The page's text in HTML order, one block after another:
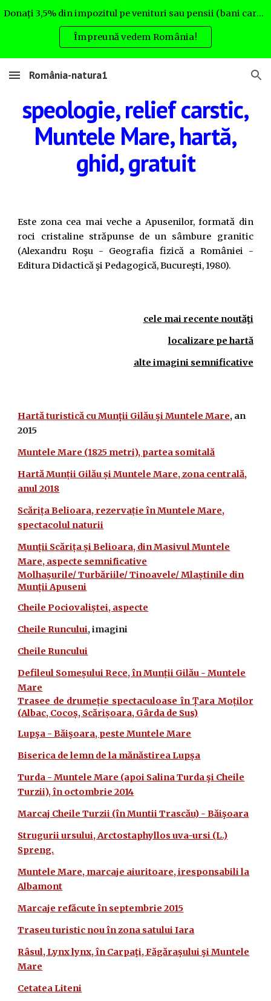
Skip to main content
Donați 3,5% din impozitul pe venituri sau pensii (bani care altfel nu rămân la Dvs.) pentru România natura. Uite cum:
Împreună vedem România!
România-natura1
speologie, relief carstic,
Muntele Mare, hartă,
ghid, gratuit
Este zona cea mai veche a Apusenilor, formată din
roci cristaline străpunse de un sâmbure granitic
(Alexandru Roşu - Geografia fizică a României -
Editura Didactică şi Pedagogică, Bucureşti, 1980).
cele mai recente noutăţi
localizare pe hartă
alte imagini semnificative
Hartă turistică cu Munţii Gilău şi Muntele Mare, an
2015
Muntele Mare (1825 metri), partea somitală
Hartă Munții Gilău și Muntele Mare, zona centrală,
anul 2018
Scărița Belioara, rezervație în Muntele Mare,
spectacolul naturii
Munții Scărița și Belioara, din Masivul Muntele
Mare, aspecte semnificative
Molhașurile/ Turbăriile/ Tinoavele/ Mlaștinile din
Munții Apuseni
Cheile Pociovaliștei, aspecte
Cheile Runcului, imagini
Cheile Runcului
Defileul Someșului Rece, în Munții Gilău - Muntele
Mare
Trasee de drumeție spectaculoase în Țara Moților
(Albac, Cocoș, Scărișoara, Gârda de Sus)
Lupşa - Băişoara, peste Muntele Mare
Biserica de lemn de la mănăstirea Lupșa
Turda - Muntele Mare (apoi Salina Turda şi Cheile
Turzii), în octombrie 2014
Marcaj Cheile Turzii (în Muntii Trascău) - Băişoara
Strugurii ursului, Arctostaphyllos uva-ursi (L.)
Spreng.
Muntele Mare, marcaje aiuritoare, iresponsabili la
Albamont
Marcaje refăcute în septembrie 2015
Traseu turistic nou în zona satului Iara
Râsul, Lynx lynx, în Carpaţi, Făgăraşului şi Muntele
Mare
Cetatea Liteni